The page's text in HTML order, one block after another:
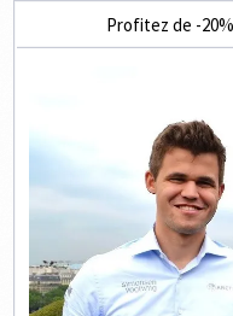
Profitez de -